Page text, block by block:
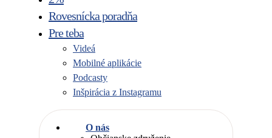
Rovesnícka poradňa
Pre teba
Videá
Mobilné aplikácie
Podcasty
Inšpirácia z Instagramu
O nás